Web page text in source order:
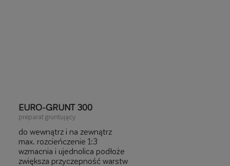
EURO-GRUNT 300
preparat gruntujący
do wewnątrz i na zewnątrz
max. rozcieńczenie 1:3
wzmacnia i ujednolica podłoże
zwiększa przyczepność warstw